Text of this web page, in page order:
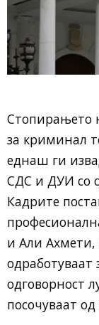
Стопирањето
за криминал
еднаш ги
СДС и ДУИ со
Кадрите
и Али Ахмети,
одработуваат
одговорност
посочуваат